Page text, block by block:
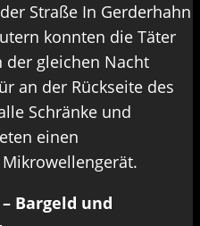
Straße In Gerderhahn
konnten die Täter
gleichen Nacht
an der Rückseite des
Schränke und
einen
Bargeld und